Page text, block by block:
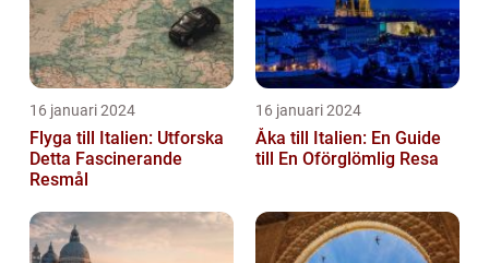
16 januari 2024
Flyga till Italien: Utforska
Detta Fascinerande
Resmål
16 januari 2024
Åka till Italien: En Guide
till En Oförglömlig Resa